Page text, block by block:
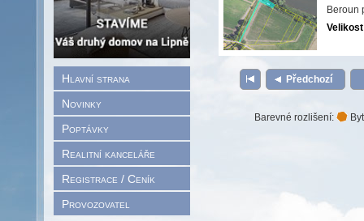
Hlavní strana
Novinky
Poptávky
Realitní kanceláře
Registrace / Ceník
Provozovatel
Beroun
Předchozí
Barevné rozlišení: